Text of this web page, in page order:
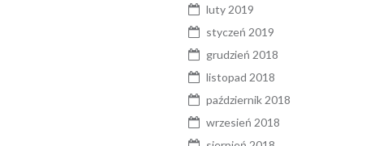
luty 2019
styczeń 2019
grudzień 2018
listopad 2018
październik 2018
wrzesień 2018